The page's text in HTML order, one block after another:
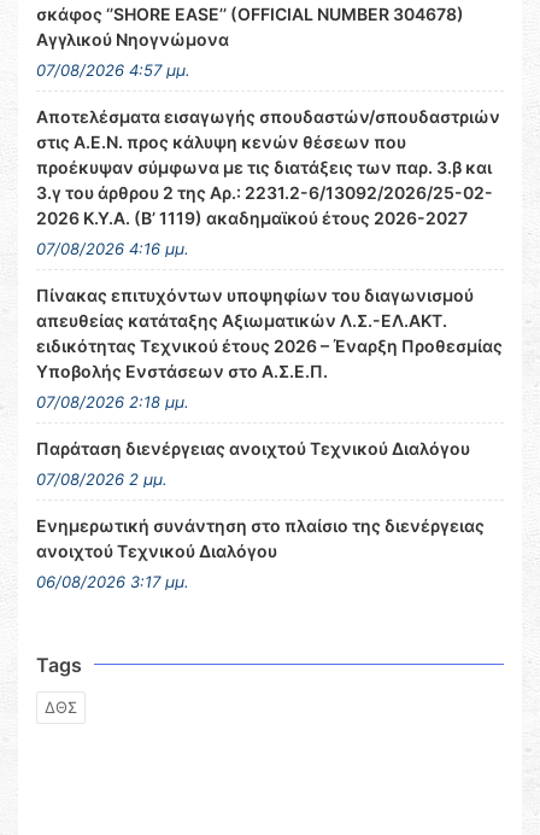
σκάφος ‘’SHORE EASE’’ (OFFICIAL NUMBER 304678)
Αγγλικού Νηογνώμονα
07/08/2026 4:57 μμ.
Αποτελέσματα εισαγωγής σπουδαστών/σπουδαστριών
στις Α.Ε.Ν. προς κάλυψη κενών θέσεων που
προέκυψαν σύμφωνα με τις διατάξεις των παρ. 3.β και
3.γ του άρθρου 2 της Αρ.: 2231.2-6/13092/2026/25-02-
2026 Κ.Υ.Α. (Β’ 1119) ακαδημαϊκού έτους 2026-2027
07/08/2026 4:16 μμ.
Πίνακας επιτυχόντων υποψηφίων του διαγωνισμού
απευθείας κατάταξης Αξιωματικών Λ.Σ.-ΕΛ.ΑΚΤ.
ειδικότητας Τεχνικού έτους 2026 – Έναρξη Προθεσμίας
Υποβολής Ενστάσεων στο Α.Σ.Ε.Π.
07/08/2026 2:18 μμ.
Παράταση διενέργειας ανοιχτού Τεχνικού Διαλόγου
07/08/2026 2 μμ.
Ενημερωτική συνάντηση στο πλαίσιο της διενέργειας
ανοιχτού Τεχνικού Διαλόγου
06/08/2026 3:17 μμ.
Tags
ΔΘΣ